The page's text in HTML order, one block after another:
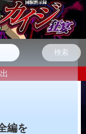
編を